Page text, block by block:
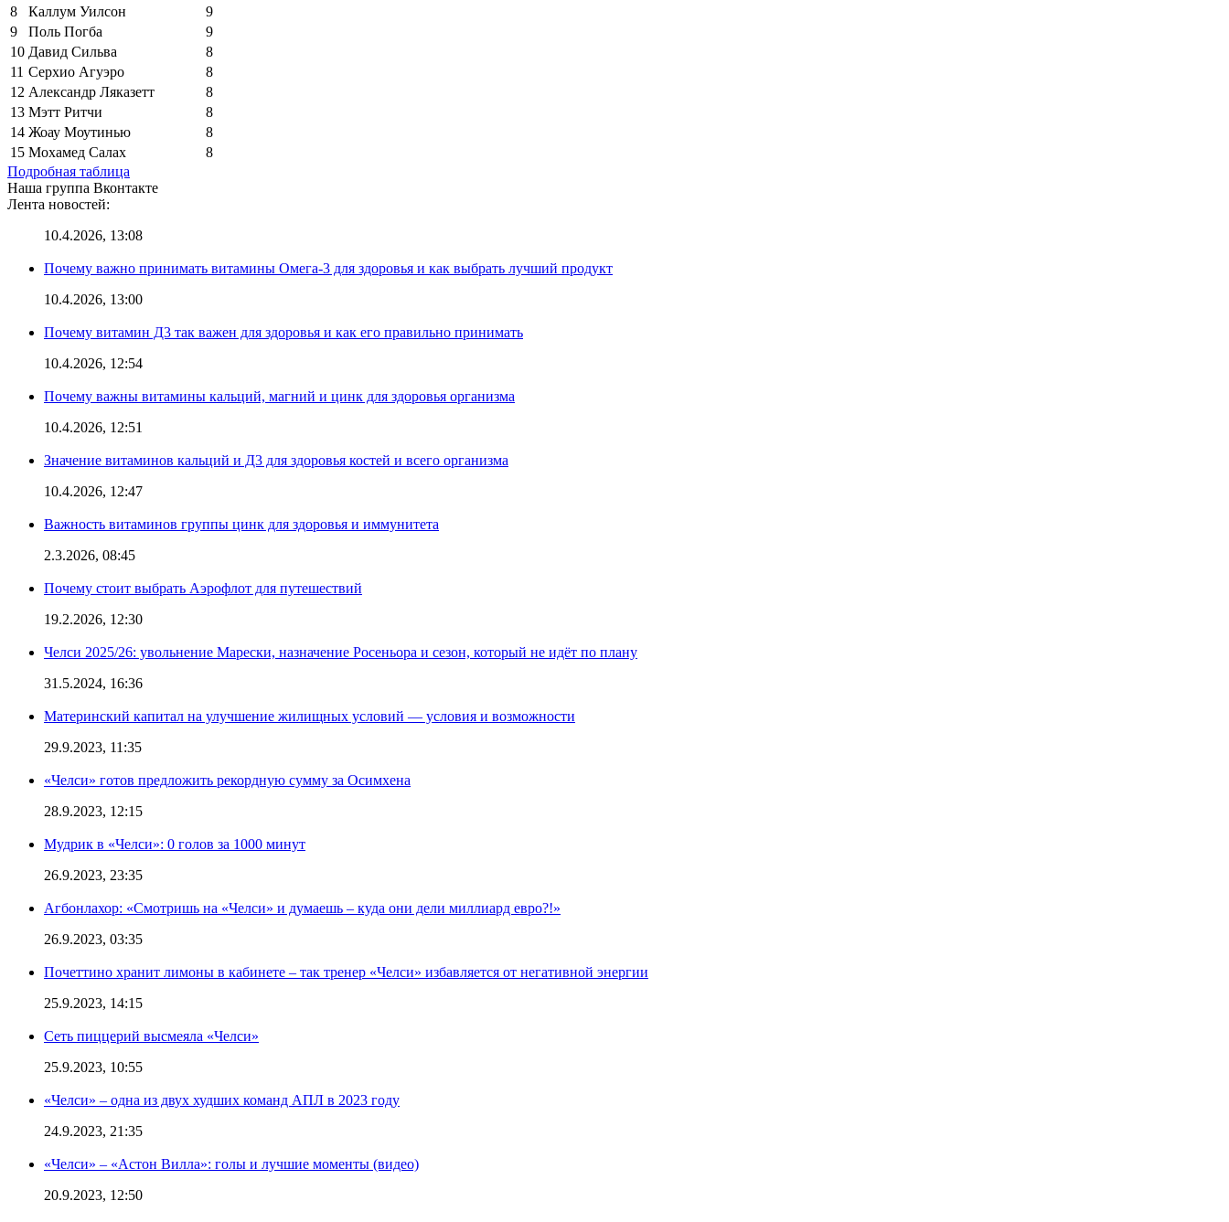
8
Каллум Уилсон
9
9
Поль Погба
9
10 Давид Сильва
8
11 Серхио Агуэро
8
12 Александр Ляказетт
8
13 Мэтт Ритчи
8
14 Жоау Моутинью
8
15 Мохамед Салах
8
Подробная таблица
Наша группа Вконтакте
Лента новостей:
10.4.2026, 13:08
Почему важно принимать витамины Омега-3 для здоровья и как выбрать лучший продукт
10.4.2026, 13:00
Почему витамин Д3 так важен для здоровья и как его правильно принимать
10.4.2026, 12:54
Почему важны витамины кальций, магний и цинк для здоровья организма
10.4.2026, 12:51
Значение витаминов кальций и Д3 для здоровья костей и всего организма
10.4.2026, 12:47
Важность витаминов группы цинк для здоровья и иммунитета
2.3.2026, 08:45
Почему стоит выбрать Аэрофлот для путешествий
19.2.2026, 12:30
Челси 2025/26: увольнение Марески, назначение Росеньора и сезон, который не идёт по плану
31.5.2024, 16:36
Материнский капитал на улучшение жилищных условий — условия и возможности
29.9.2023, 11:35
«Челси» готов предложить рекордную сумму за Осимхена
28.9.2023, 12:15
Мудрик в «Челси»: 0 голов за 1000 минут
26.9.2023, 23:35
Агбонлахор: «Смотришь на «Челси» и думаешь – куда они дели миллиард евро?!»
26.9.2023, 03:35
Почеттино хранит лимоны в кабинете – так тренер «Челси» избавляется от негативной энергии
25.9.2023, 14:15
Сеть пиццерий высмеяла «Челси»
25.9.2023, 10:55
«Челси» – одна из двух худших команд АПЛ в 2023 году
24.9.2023, 21:35
«Челси» – «Астон Вилла»: голы и лучшие моменты (видео)
20.9.2023, 12:50